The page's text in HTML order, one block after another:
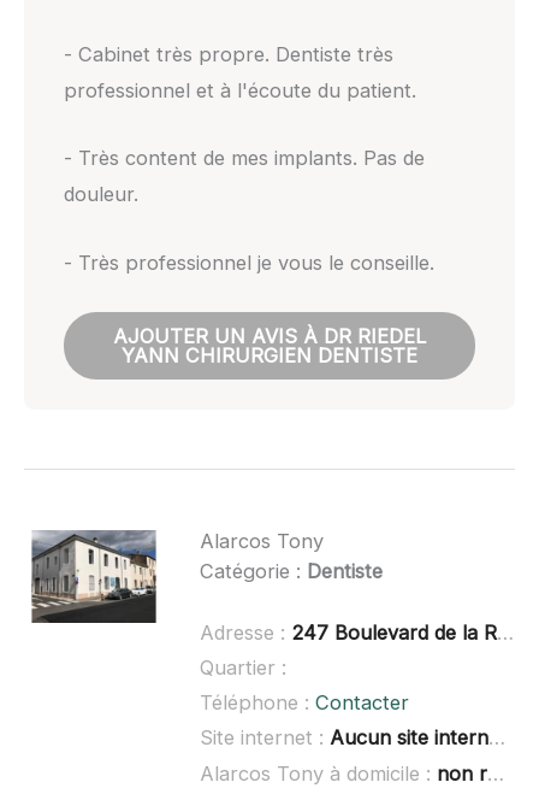
- Cabinet très propre. Dentiste très
professionnel et à l'écoute du patient.
- Très content de mes implants. Pas de
douleur.
- Très professionnel je vous le conseille.
AJOUTER UN AVIS À DR RIEDEL
YANN CHIRURGIEN DENTISTE
Alarcos Tony
Catégorie : Dentiste
Adresse : 247 Boulevard de la République, 34400 Lunel
Quartier :
Téléphone : Contacter
Site internet : Aucun site internet connu
Alarcos Tony à domicile : non renseigné